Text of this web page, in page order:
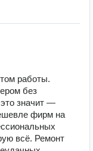
работы.
без
значит —
фирм на
всё. Ремонт